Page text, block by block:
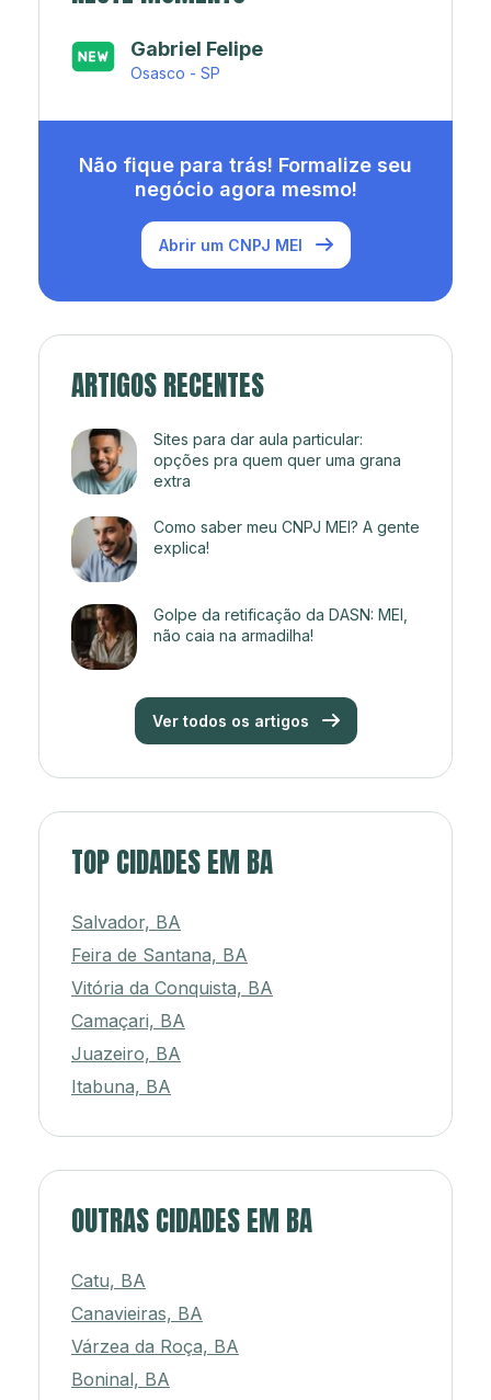
Japa’s açaí e sorveteria
Rio de Janeiro - RJ
Não fique para trás! Formalize seu
negócio agora mesmo!
Abrir um CNPJ MEI
ARTIGOS RECENTES
Sites para dar aula particular:
opções pra quem quer uma grana
extra
Como saber meu CNPJ MEI? A gente
explica!
Golpe da retificação da DASN: MEI,
não caia na armadilha!
Ver todos os artigos
TOP CIDADES EM BA
Salvador, BA
Feira de Santana, BA
Vitória da Conquista, BA
Camaçari, BA
Juazeiro, BA
Itabuna, BA
OUTRAS CIDADES EM BA
Catu, BA
Canavieiras, BA
Várzea da Roça, BA
Boninal, BA